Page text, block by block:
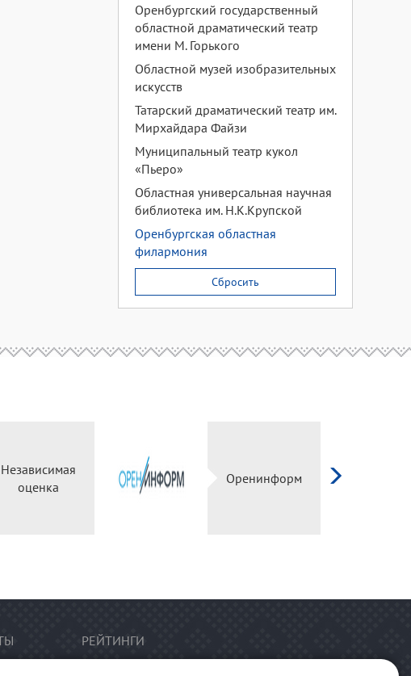
Оренбургский государственный
областной драматический театр
имени М. Горького
Областной музей изобразительных
искусств
Татарский драматический театр им.
Мирхайдара Файзи
Муниципальный театр кукол
«Пьеро»
Областная универсальная научная
библиотека им. Н.К.Крупской
Оренбургская областная
филармония
Сбросить
Независимая
оценка
Оренинформ
РЕЙТИНГИ